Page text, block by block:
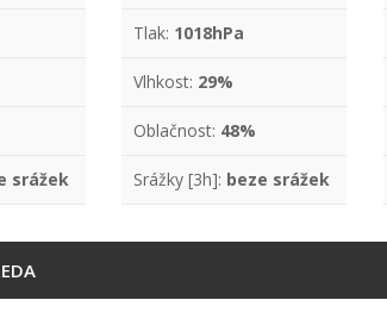
srážek
Tlak: 1018hPa
Vlhkost: 29%
Oblačnost: 48%
Srážky [3h]: beze srážek